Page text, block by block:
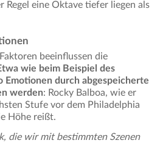
Regel eine Oktave tiefer liegen als
beeinflussen die
wie beim Beispiel des
Emotionen durch abgespeicherte
werden: Rocky Balboa, wie er
Stufe vor dem Philadelphia
Höhe reißt.
die wir mit bestimmten Szenen